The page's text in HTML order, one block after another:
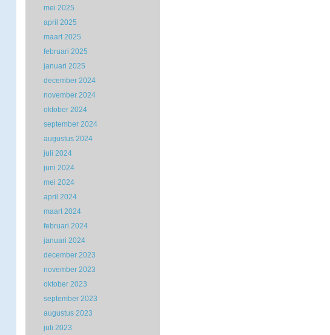
mei 2025
april 2025
maart 2025
februari 2025
januari 2025
december 2024
november 2024
oktober 2024
september 2024
augustus 2024
juli 2024
juni 2024
mei 2024
april 2024
maart 2024
februari 2024
januari 2024
december 2023
november 2023
oktober 2023
september 2023
augustus 2023
juli 2023